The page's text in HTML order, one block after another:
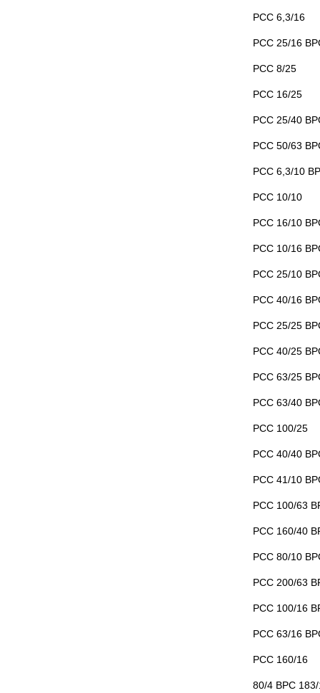
РСС 6,3/16
РСС 25/16
РСС 8/25
РСС 16/25
РСС 25/40
РСС 50/63
РСС 6,3/10
РСС 10/10
РСС 16/10
РСС 10/16
РСС 25/10
РСС 40/16
РСС 25/25
РСС 40/25
РСС 63/25
РСС 63/40
РСС 100/25
РСС 40/40
РСС 41/10
РСС 100/63
РСС 160/40
РСС 80/10
РСС 200/63
РСС 100/16
РСС 63/16
РСС 160/16
80/4 ВРС